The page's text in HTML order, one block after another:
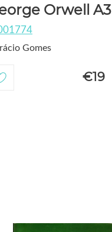
Orwell A3
Gomes
€19